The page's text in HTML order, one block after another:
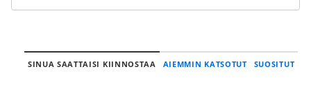
SINUA SAATTAISI KIINNOSTAA AIEMMIN KATSOTUT SUOSITUT